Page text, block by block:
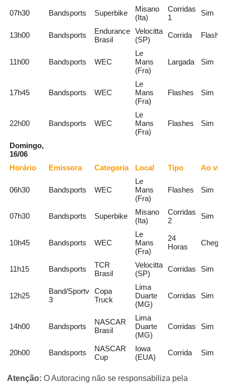
07h30 Bandsports Superbike
Misano
(Ita)
Corridas
1
Sim
13h00 Bandsports
Endurance
Brasil
Velocitta
(SP)
Corrida
11h00 Bandsports WEC
Le
Mans
(Fra)
Largada Sim
17h45 Bandsports WEC
Le
Mans
(Fra)
Flashes Sim
22h00 Bandsports WEC
Le
Mans
(Fra)
Flashes Sim
Domingo,
16/06
Horário
Emissora Categoria Local Tipo Ao
06h30 Bandsports WEC
Le
Mans
(Fra)
Flashes Sim
07h30 Bandsports Superbike
Misano
(Ita)
Corridas
2
Sim
10h45 Bandsports WEC
Le
Mans
(Fra)
24
Horas
11h15 Bandsports
TCR
Brasil
Velocitta
(SP)
Corridas Sim
12h25
Band/Sportv
3
Copa
Truck
Lima
Duarte
(MG)
Corridas Sim
14h00 Bandsports
NASCAR
Brasil
Lima
Duarte
(MG)
Corridas Sim
20h00 Bandsports
NASCAR
Cup
Iowa
(EUA)
Corrida Sim
Atenção: O Autoracing não se responsabiliza pela